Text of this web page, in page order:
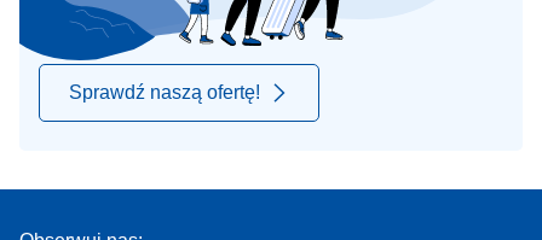
Sprawdź naszą ofertę!